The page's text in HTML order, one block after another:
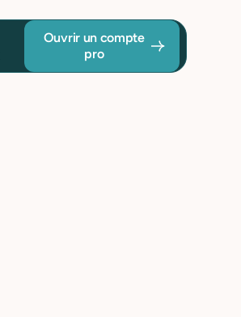
Ouvrir un compte
pro